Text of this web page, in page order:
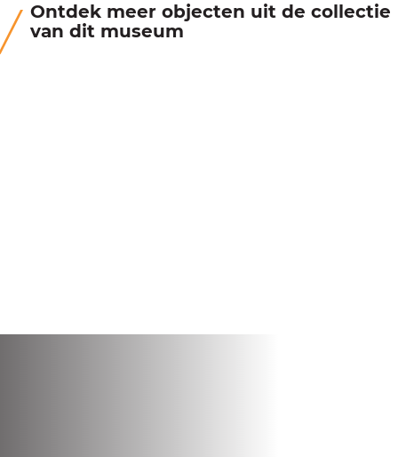
Ontdek meer objecten uit de collectie
van dit museum